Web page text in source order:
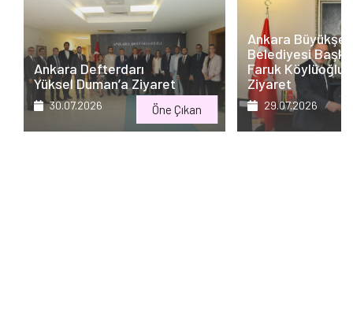
Öne Çıkan
Ankara Defterdarı
Yüksel Duman’a Ziyaret
30.07.2026
Ankara
Belediyesi
Faruk
Ziyaret
29.07.2026